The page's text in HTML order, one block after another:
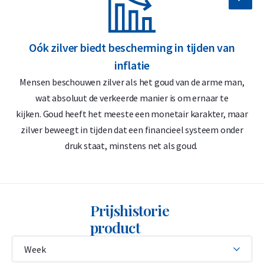
buiten Europa
Holland Gold biedt een terugkoopgarantie
Jaarlijkse controle door een onafhankelijke accountant
Geen btw over bewaarloon
Opslag
veiligheidsniveau en uw edelmetaal is verzekerd voor de
volledige vervangingswaarde. De locaties voldoen aan de
strengste internationale veiligheidseisen (K10). Het
edelmetaal dat u bij Holland Gold Safe in opslag heeft, blijft
Oók zilver biedt bescherming in tijden van
inflatie
Mensen beschouwen zilver als het goud van de arme man,
wat absoluut de verkeerde manier is om ernaar te
kijken. Goud heeft het meeste een monetair karakter, maar
zilver beweegt in tijden dat een financieel systeem onder
druk staat, minstens net als goud.
Prijshistorie
product